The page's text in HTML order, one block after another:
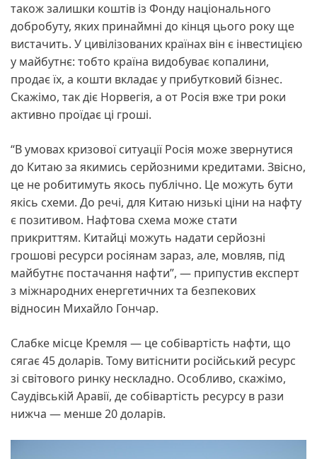
також залишки коштів із Фонду національного
добробуту, яких принаймні до кінця цього року ще
вистачить. У цивілізованих країнах він є інвестицією
у майбутнє: тобто країна видобуває копалини,
продає їх, а кошти вкладає у прибутковий бізнес.
Скажімо, так діє Норвегія, а от Росія вже три роки
активно проїдає ці гроші.
“В умовах кризової ситуації Росія може звернутися
до Китаю за якимись серйозними кредитами. Звісно,
це не робитимуть якось публічно. Це можуть бути
якісь схеми. До речі, для Китаю низькі ціни на нафту
є позитивом. Нафтова схема може стати
прикриттям. Китайці можуть надати серйозні
грошові ресурси росіянам зараз, але, мовляв, під
майбутнє постачання нафти”, — припустив експерт
з міжнародних енергетичних та безпекових
відносин Михайло Гончар.
Слабке місце Кремля — це собівартість нафти, що
сягає 45 доларів. Тому витіснити російський ресурс
зі світового ринку нескладно. Особливо, скажімо,
Саудівській Аравії, де собівартість ресурсу в рази
нижча — менше 20 доларів.